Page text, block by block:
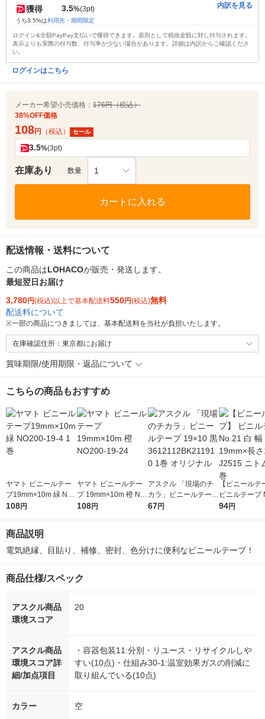
獲得 3.5%(3pt)
うち3.5%は利用先・期間限定
内訳を見る
ログイン&全額PayPay支払いで獲得できます。原則として税抜金額に対し付与されます。
表示よりも実際の付与数、付与率が少ない場合があります。詳細は内訳からご確認くださ
い。
ログインはこちら
メーカー希望小売価格： 176円（税込）
38%OFF価格
108円 （税込） セール
3.5%(3pt)
在庫あり 数量 1
カートに入れる
配送情報・送料について
この商品はLOHACOが販売・発送します。
最短翌日お届け
3,780円(税込)以上で基本配送料550円(税込)無料
配送料について
※一部の商品につきましては、基本配送料を当社が負担いたします。
在庫確認住所：東京都にお届け
賞味期限/使用期限・返品について
こちらの商品もおすすめ
ヤマト ビニールテー
プ19mm×10m 緑 NO2
00-19-4 1巻
108円
ヤマト ビニールテー
プ 19mm×10m 橙 NO
200-19-24
108円
アスクル 「現場のチ
カラ」ビニールテープ
19×10 黒 3612112BK
67円
【ビニールテ
ビニルテープ
白 幅19mm×
94円
商品説明
電気絶縁、目貼り、補修、密封、色分けに便利なビニールテープ！
商品仕様/スペック
アスクル商品
環境スコア
20
アスクル商品
環境スコア詳
細/加点項目
・容器包装11:分別・リユース・リサイクルしや
すい(10点)・仕組み30-1:温室効果ガスの削減に
取り組んでいる(10点)
カラー 空